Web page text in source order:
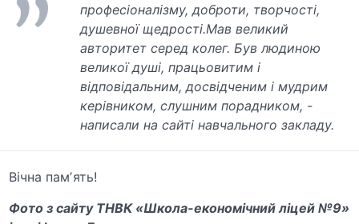
професіоналізму, доброти, творчості,
душевної щедрості.Мав великий
авторитет серед колег. Був людиною
великої душі, працьовитим і
відповідальним, досвідченим і мудрим
керівником, слушним порадником, -
написали на сайті навчального закладу.
Вічна памʼять!
Фото з сайту ТНВК «Школа-економічний ліцей №9»